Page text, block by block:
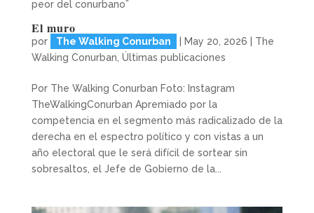
peor del conurbano”
El muro
por The Walking Conurban | May 20, 2026 | The
Walking Conurban Últimas publicaciones
Por The Walking Conurban Foto: Instagram
TheWalkingConurban Apremiado por la
competencia en el segmento más radicalizado de la
derecha en el espectro político y con vistas a un
año electoral que le será difícil de sortear sin
sobresaltos, el Jefe de Gobierno de la...